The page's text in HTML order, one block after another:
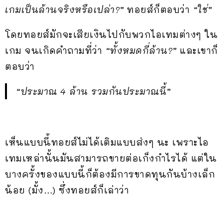
เกมเป็นล้านจริงหรือเปล่า?”ทอยส์ก็ตอบว่า “ใช่”
โดยทอยส์มักจะเสียเงินไปกับพวกไอเทมต่างๆ ใน
เกม จนเกิดคำถามที่ว่า “ทั้งหมดกี่ล้าน?”และเขาก็
ตอบว่า
“ประมาณ 4 ล้าน รวมกันประมาณนี้”
เห็นแบบนี้ทอยส์ไม่ได้เติมแบบส่งๆ นะ เพราะไอ
เทมเหล่านั้นมันสามารถขายต่อเก็งกำไรได้ แต่ใน
บางครั้งของแบบนี้ก็ต้องมีการขาดทุนกันบ้างเล็ก
น้อย (มั้ง…) ซึ่งทอยส์ก็เล่าว่า